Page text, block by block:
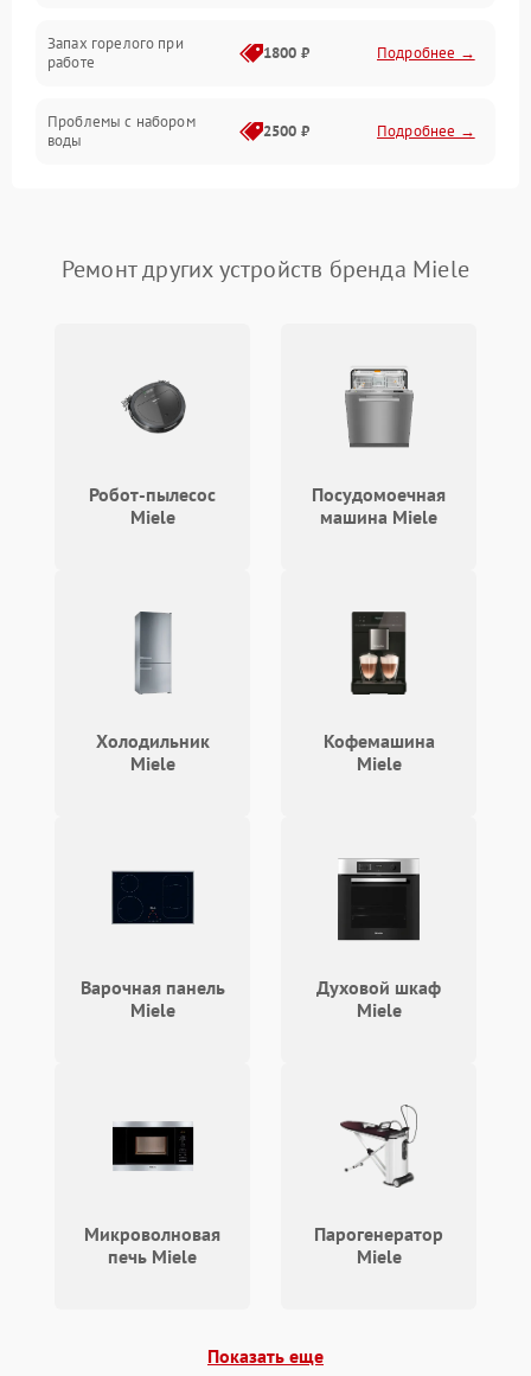
Запах горелого при
работе
1800 ₽ Подробнее →
Проблемы с набором
воды
2500 ₽ Подробнее →
Замена платы управления 2200 ₽ Подробнее →
Ремонт других устройств бренда Miele
Робот-пылесос
Miele
Посудомоечная
машина Miele
Холодильник
Miele
Кофемашина
Miele
Варочная панель
Miele
Духовой шкаф
Miele
Микроволновая
печь Miele
Парогенератор
Miele
Показать еще